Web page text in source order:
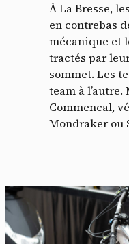
À La Bresse,
en contrebas
mécanique et
tractés par
sommet. Les
team à
Commencal,
Mondraker ou
Panneau
cookies
En autorisant ces
lecture de cookies et
nécessaires à leur bon